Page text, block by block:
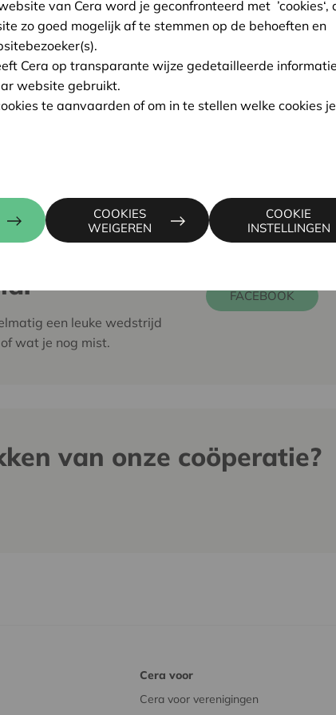
niet hebt aanvaard.
aanpassen in de
en volg
een leuke wedstrijd
wat je nog mist.
FACEBOOK
van onze coöperatie?
Cera voor
Cera voor verenigingen
van Cera word je geconfronteerd met ’cookies‘,
zo goed mogelijk af te stemmen op de behoeften en
Cera op transparante wijze gedetailleerde
website gebruikt.
te aanvaarden of om in te stellen welke cookies
COOKIES
WEIGEREN
COOKIE
INSTELLINGEN